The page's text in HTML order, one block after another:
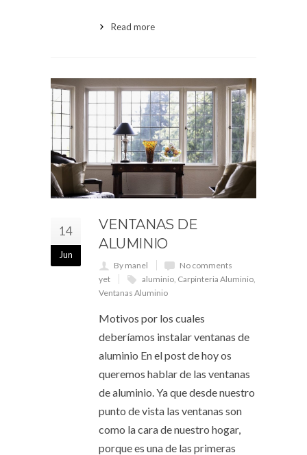
Read more
14
Jun
VENTANAS DE
ALUMINIO
By manel
No comments
yet
aluminio, Carpinteria Aluminio,
Ventanas Aluminio
Motivos por los cuales
deberíamos instalar ventanas de
aluminio En el post de hoy os
queremos hablar de las ventanas
de aluminio. Ya que desde nuestro
punto de vista las ventanas son
como la cara de nuestro hogar,
porque es una de las primeras